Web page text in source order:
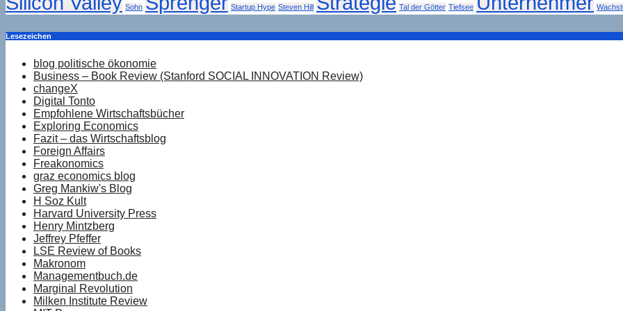
Sohn Startup Hype Steven Hill Tal der Götter Tiefsee
Lesezeichen
blog politische ökonomie
Business – Book Review (Stanford SOCIAL INNOVATION Review)
changeX
Digital Tonto
Empfohlene Wirtschaftsbücher
Exploring Economics
Fazit – das Wirtschaftsblog
Foreign Affairs
Freakonomics
graz economics blog
Greg Mankiw's Blog
H Soz Kult
Harvard University Press
Henry Mintzberg
Jeffrey Pfeffer
LSE Review of Books
Makronom
Managementbuch.de
Marginal Revolution
Milken Institute Review